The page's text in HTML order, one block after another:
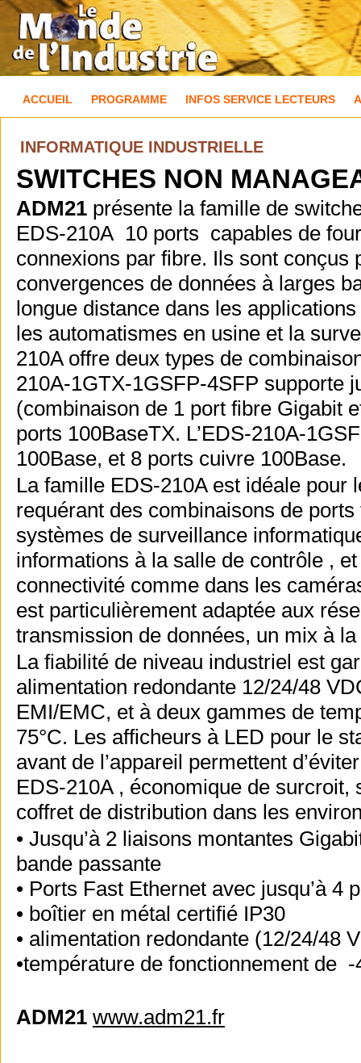
ACCUEIL PROGRAMME INFOS SERVICE LECTEURS
INFORMATIQUE INDUSTRIELLE
SWITCHES NON
ADM21 présente la famille de
EDS-210A 10 ports capables de
connexions par fibre. Ils sont
convergences de données à larges
longue distance dans les
les automatismes en usine et la
210A offre deux types de
210A-1GTX-1GSFP-4SFP supporte
(combinaison de 1 port fibre Gigabit
ports 100BaseTX. L’EDS-210A-
100Base, et 8 ports cuivre 100Base.
La famille EDS-210A est idéale
requérant des combinaisons de
systèmes de surveillance
informations à la salle de contrôle ,
connectivité comme dans les
est particulièrement adaptée aux
transmission de données, un mix à
La fiabilité de niveau industriel est
alimentation redondante 12/24/48
EMI/EMC, et à deux gammes de
75°C. Les afficheurs à LED pour le
avant de l’appareil permettent
EDS-210A , économique de surcroit,
coffret de distribution dans les
• Jusqu’à 2 liaisons montantes
bande passante
• Ports Fast Ethernet avec jusqu’à
• boîtier en métal certifié IP30
• alimentation redondante (12/24/48
•température de fonctionnement de
ADM21 www.adm21.fr